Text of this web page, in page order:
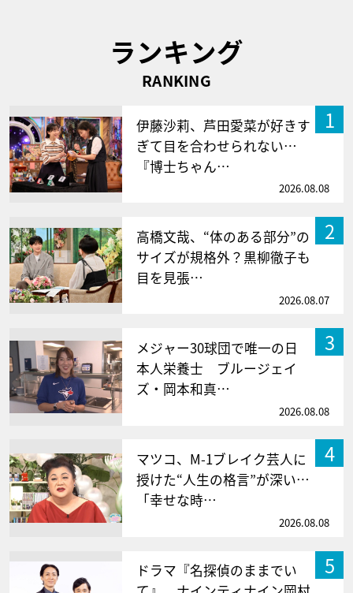
ランキング
RANKING
1
伊藤沙莉、芦田愛菜が好きす
ぎて目を合わせられない…
『博士ちゃん…
2026.08.08
2
高橋文哉、“体のある部分”の
サイズが規格外？黒柳徹子も
目を見張…
2026.08.07
3
メジャー30球団で唯一の日
本人栄養士 ブルージェイ
ズ・岡本和真…
2026.08.08
4
マツコ、M-1ブレイク芸人に
授けた“人生の格言”が深い…
「幸せな時…
2026.08.08
5
ドラマ『名探偵のままでい